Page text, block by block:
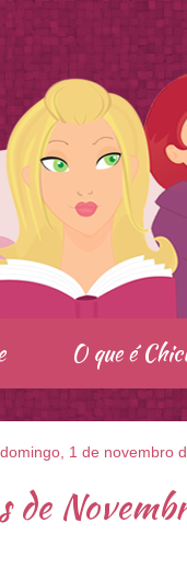
O que é
domingo, 1 de novembro
de